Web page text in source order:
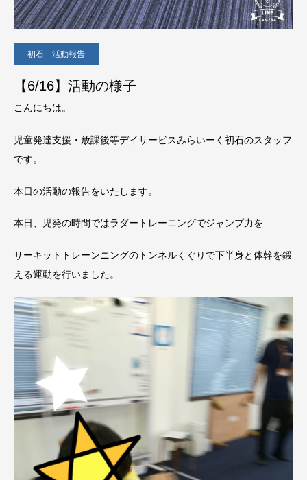
初石 活動報告
【6/16】活動の様子
こんにちは。
児童発達支援・放課後等デイサービスみらいーく初石のスタッフ
です。
本日の活動の報告をいたします。
本日、児発の時間ではラダートレーニングでジャンプ力を
サーキットトレーンニングのトンネルくぐりで下半身と体幹を鍛
える運動を行いました。